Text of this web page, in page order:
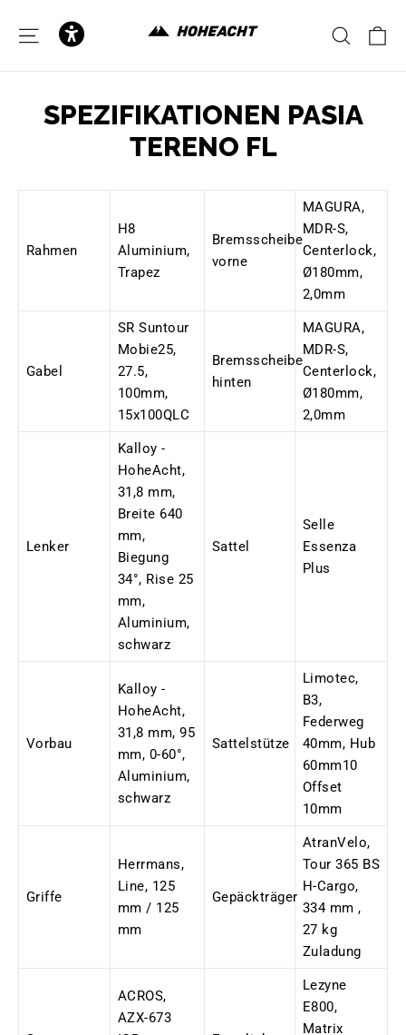
contentSITE NAVIGATION
SPEZIFIKATIONEN PASIA
TERENO FL
Rahmen
H8
Aluminium,
Trapez
Bremsscheibe
vorne
MAGURA,
MDR-S,
Centerlock,
Ø180mm,
2,0mm
Gabel
SR Suntour
Mobie25,
27.5,
100mm,
15x100QLC
Bremsscheibe
hinten
MAGURA,
MDR-S,
Centerlock,
Ø180mm,
2,0mm
Lenker
Kalloy -
HoheAcht,
31,8 mm,
Breite 640
mm,
Biegung
34°, Rise 25
mm,
Aluminium,
schwarz
Sattel
Selle
Essenza
Plus
Vorbau
Kalloy -
HoheAcht,
31,8 mm, 95
mm, 0-60°,
Aluminium,
schwarz
Sattelstütze
Limotec,
B3,
Federweg
40mm, Hub
60mm10
Offset
10mm
Griffe
Herrmans,
Line, 125
mm / 125
mm
Gepäckträger
AtranVelo,
Tour 365 BS
H-Cargo,
334 mm ,
27 kg
Zuladung
ACROS,
AZX-673
Lezyne
E800,
Matrix